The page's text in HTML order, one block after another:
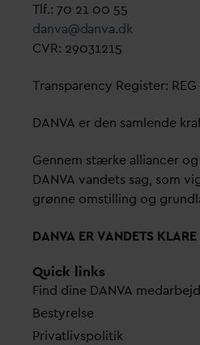
Tlf.: 70 21 00 55
danva@danva.dk
CVR: 29031215
Transparency Register:
DANVA er den samlende
Gennem stærke alliancer
DANVA vandets sag, som
grønne omstilling og
DANVA ERVANDETS KLARE
Quick links
Find dine DANVA med
Bestyrelse
Privatlivspolitik